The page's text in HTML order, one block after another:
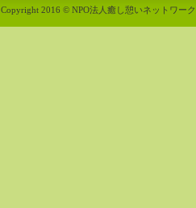
Copyright 2016 © NPO法人癒し憩いネットワー